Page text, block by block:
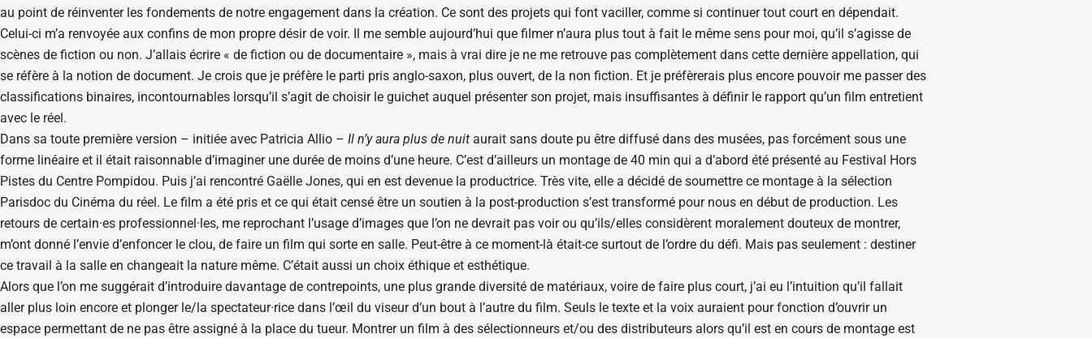
au point de réinventer les fondements de notre engagement dans la création. Ce sont des projets qui font vaciller, comme si continuer tout court en dépendait.
Celui-ci m’a renvoyée aux confins de mon propre désir de voir. Il me semble aujourd’hui que filmer n’aura plus tout à fait le même sens pour moi, qu’il s’agisse de
scènes de fiction ou non. J’allais écrire « de fiction ou de documentaire », mais à vrai dire je ne me retrouve pas complètement dans cette dernière appellation, qui
se réfère à la notion de document. Je crois que je préfère le parti pris anglo-saxon, plus ouvert, de la non fiction. Et je préfèrerais plus encore pouvoir me passer des
classifications binaires, incontournables lorsqu’il s’agit de choisir le guichet auquel présenter son projet, mais insuffisantes à définir le rapport qu’un film entretient
avec le réel.
Dans sa toute première version – initiée avec Patricia Allio – Il n’y aura plus de nuit aurait sans doute pu être diffusé dans des musées, pas forcément sous une
forme linéaire et il était raisonnable d’imaginer une durée de moins d’une heure. C’est d’ailleurs un montage de 40 min qui a d’abord été présenté au Festival Hors
Pistes du Centre Pompidou. Puis j’ai rencontré Gaëlle Jones, qui en est devenue la productrice. Très vite, elle a décidé de soumettre ce montage à la sélection
Parisdoc du Cinéma du réel. Le film a été pris et ce qui était censé être un soutien à la post-production s’est transformé pour nous en début de production. Les
retours de certain·es professionnel·les, me reprochant l’usage d’images que l’on ne devrait pas voir ou qu’ils/elles considèrent moralement douteux de montrer,
m’ont donné l’envie d’enfoncer le clou, de faire un film qui sorte en salle. Peut-être à ce moment-là était-ce surtout de l’ordre du défi. Mais pas seulement : destiner
ce travail à la salle en changeait la nature même. C’était aussi un choix éthique et esthétique.
Alors que l’on me suggérait d’introduire davantage de contrepoints, une plus grande diversité de matériaux, voire de faire plus court, j’ai eu l’intuition qu’il fallait
aller plus loin encore et plonger le/la spectateur·rice dans l’œil du viseur d’un bout à l’autre du film. Seuls le texte et la voix auraient pour fonction d’ouvrir un
espace permettant de ne pas être assigné à la place du tueur. Montrer un film à des sélectionneurs et/ou des distributeurs alors qu’il est en cours de montage est